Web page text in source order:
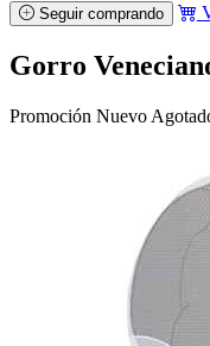
Seguir comprando
Gorro
Promoción Nuevo